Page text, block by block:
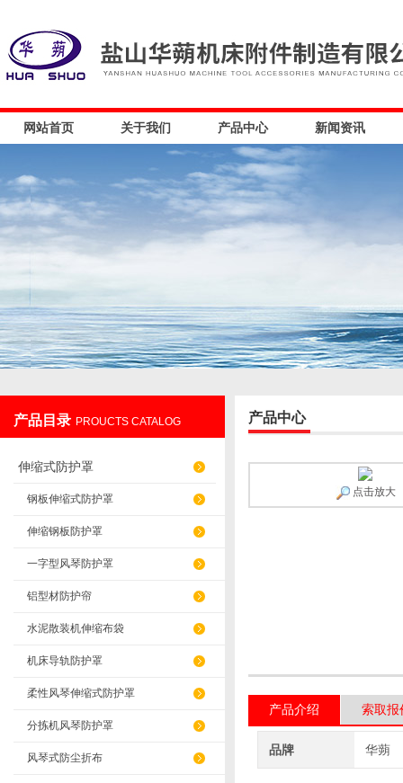
网站首页 关于我们 产品中心 新闻资讯
产品目录 PROUCTS CATALOG
伸缩式防护罩
钢板伸缩式防护罩
伸缩钢板防护罩
一字型风琴防护罩
铝型材防护帘
水泥散装机伸缩布袋
机床导轨防护罩
柔性风琴伸缩式防护罩
分拣机风琴防护罩
风琴式防尘折布
产品中心
点击放大
产品介绍 索取报
品牌 华蒴